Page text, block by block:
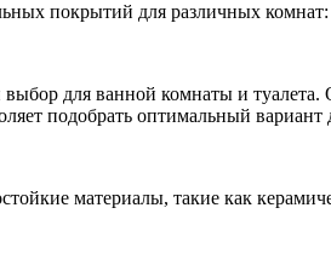
покрытий для различных комнат:
для ванной комнаты и
подобрать оптимальный
материалы, такие как